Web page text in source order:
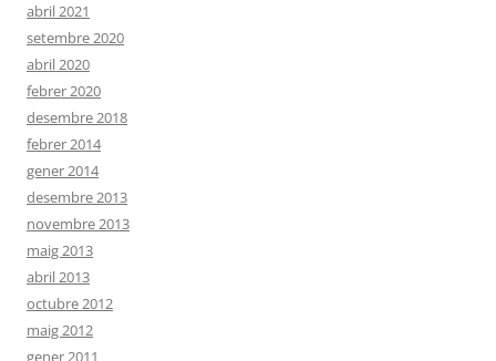
abril 2021
setembre 2020
abril 2020
febrer 2020
desembre 2018
febrer 2014
gener 2014
desembre 2013
novembre 2013
maig 2013
abril 2013
octubre 2012
maig 2012
gener 2011